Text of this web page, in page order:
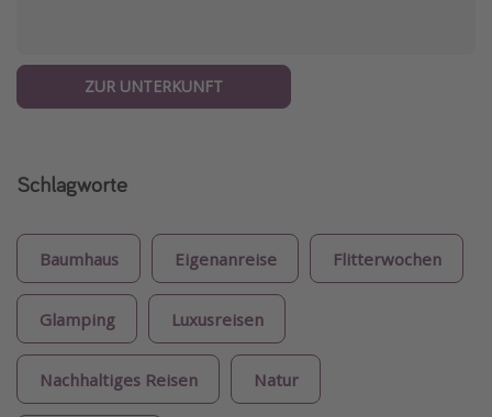
ZUR UNTERKUNFT
Schlagworte
Baumhaus Eigenanreise Flitterwochen
Glamping Luxusreisen
Nachhaltiges Reisen Natur